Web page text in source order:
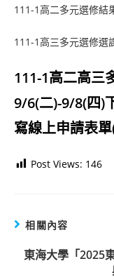
111-1高二多元選修結
111-1高三多元選修選
111-1高二高三
9/6(二)-9/8(四)
寫線上申請表
Post Views: 146
相關內容
東海大學「2025